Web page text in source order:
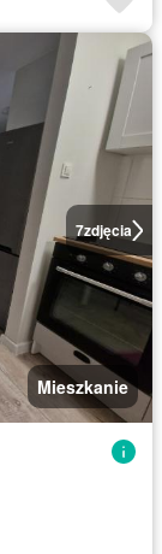
7zdjęcia
Mieszkanie